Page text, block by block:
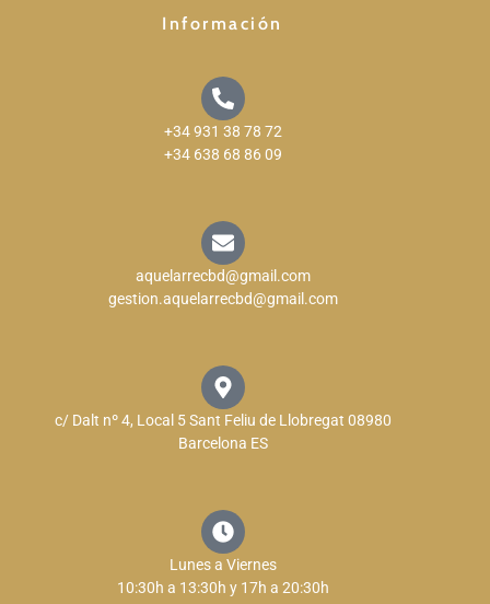
Información
+34 931 38 78 72
+34 638 68 86 09
aquelarrecbd@gmail.com
gestion.aquelarrecbd@gmail.com
c/ Dalt nº 4, Local 5 Sant Feliu de Llobregat 08980
Barcelona ES
Lunes a Viernes
10:30h a 13:30h y 17h a 20:30h